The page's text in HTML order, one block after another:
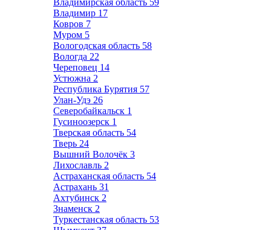
Владимирская область 59
Владимир 17
Ковров 7
Муром 5
Вологодская область 58
Вологда 22
Череповец 14
Устюжна 2
Республика Бурятия 57
Улан-Удэ 26
Северобайкальск 1
Гусиноозерск 1
Тверская область 54
Тверь 24
Вышний Волочёк 3
Лихославль 2
Астраханская область 54
Астрахань 31
Ахтубинск 2
Знаменск 2
Туркестанская область 53